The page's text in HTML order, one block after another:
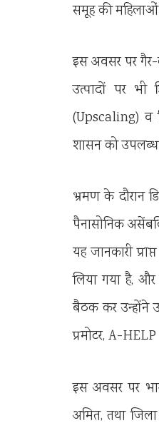
समूह की महिलाओं
इस अवसर पर गैर-
उत्पादों पर भी
(Upscaling) व
शासन को उपलब्ध
भ्रमण के दौरान
पैनासोनिक
यह जानकारी
लिया गया है,
बैठक कर उन्होंने
प्रमोटर, A-
इस अवसर पर
अमित, तथा